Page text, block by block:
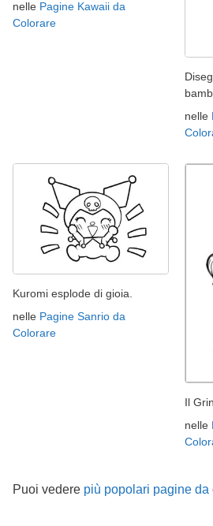
nelle Pagine Kawaii da
Colorare
nelle
Kuromi esplode di gioia.
nelle Pagine Sanrio da
Colorare
Il
nelle
Puoi vedere più popolari pagine